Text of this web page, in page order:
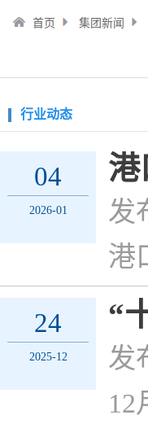
首页 集团新闻
行业动态
04
2026-01
港
发
港
24
2025-12
“
发
12